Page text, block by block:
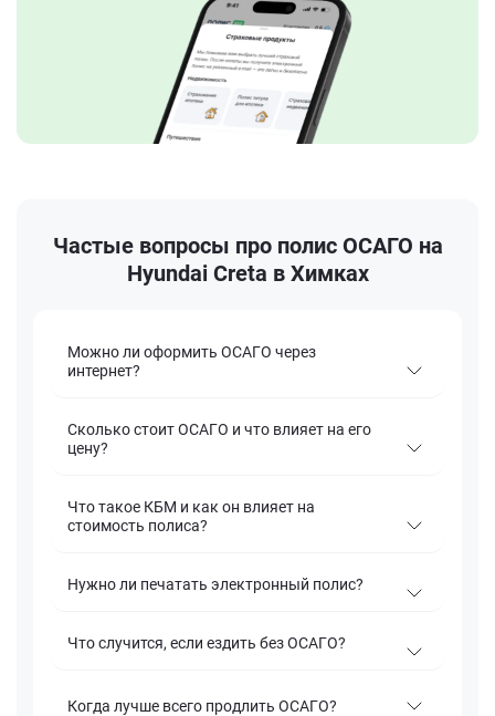
Частые вопросы про полис ОСАГО на
Hyundai Creta в Химках
Можно ли оформить ОСАГО через
интернет?
Сколько стоит ОСАГО и что влияет на его
цену?
Что такое КБМ и как он влияет на
стоимость полиса?
Нужно ли печатать электронный полис?
Что случится, если ездить без ОСАГО?
Когда лучше всего продлить ОСАГО?